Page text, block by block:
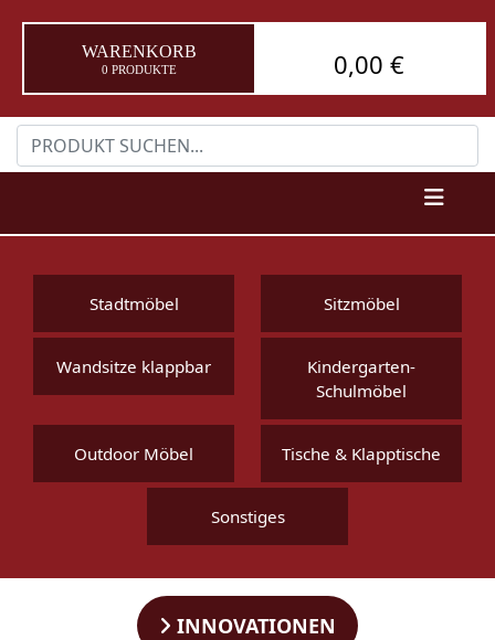
WARENKORB
0 PRODUKTE 0,00 €
Stadtmöbel Sitzmöbel
Wandsitze klappbar
Kindergarten-
Schulmöbel
Outdoor Möbel Tische & Klapptische
Sonstiges
INNOVATIONEN